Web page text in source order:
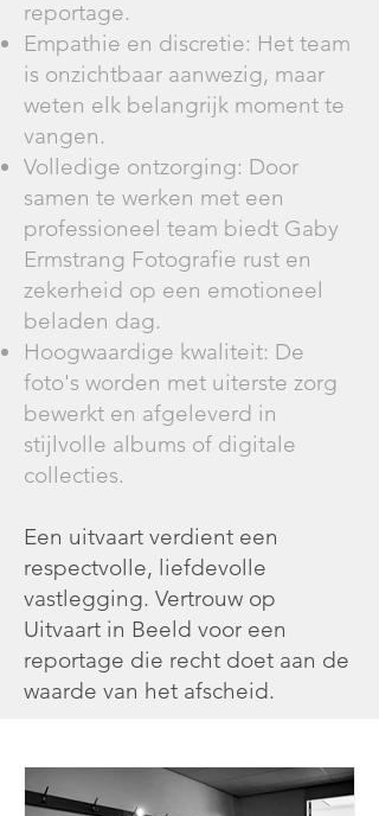
reportage.
Empathie en discretie: Het team
is onzichtbaar aanwezig, maar
weten elk belangrijk moment te
vangen.
Volledige ontzorging: Door
samen te werken met een
professioneel team biedt Gaby
Ermstrang Fotografie rust en
zekerheid op een emotioneel
beladen dag.
Hoogwaardige kwaliteit: De
foto's worden met uiterste zorg
bewerkt en afgeleverd in
stijlvolle albums of digitale
collecties.
Een uitvaart verdient een
respectvolle, liefdevolle
vastlegging. Vertrouw op
Uitvaart in Beeld voor een
reportage die recht doet aan de
waarde van het afscheid.